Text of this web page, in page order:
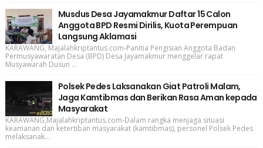
Musdus Desa Jayamakmur Daftar 15 Calon
Anggota BPD Resmi Dirilis, Kuota Perempuan
Langsung Aklamasi
KARAWANG, Majalahkriptantus.com-Panitia Pengisian Anggota Badan
Permusyawaratan Desa (BPD) Desa Jayamakmur menggelar rapat
Musyawarah Dusun ...
Polsek Pedes Laksanakan Giat Patroli Malam,
Jaga Kamtibmas dan Berikan Rasa Aman kepada
Masyarakat
KARAWANG,Majalahkriptantus.com-Dalam rangka menjaga situasi
keamanan dan ketertiban masyarakat (kamtibmas), personel Polsek Pedes
melaksanak...